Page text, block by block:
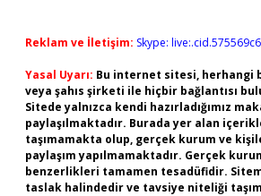
Reklam ve İletişim: Skype:
Yasal Uyarı: Bu internet sitesi, herhangi
veya şahıs şirketi ile hiçbir bağlantısı
Sitede yalnızca kendi hazırladığımız
paylaşılmaktadır. Burada yer alan
taşımamakta olup, gerçek kurum ve
paylaşım yapılmamaktadır. Gerçek
benzerlikleri tamamen tesadüfidir.
taslak halindedir ve tavsiye niteliği